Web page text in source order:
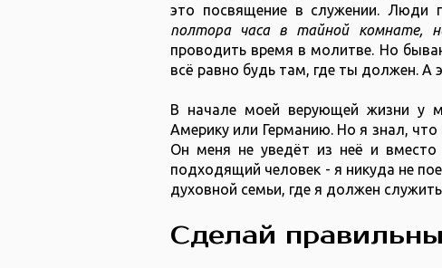
это посвящение в служении. Люди
полтора часа в тайной комнате,
проводить время в молитве. Но
всё равно будь там, где ты должен. А
В начале моей верующей жизни у
Америку или Германию. Но я знал,
Он меня не уведёт из неё и вместо
подходящий человек - я никуда не
духовной семьи, где я должен
Сделай